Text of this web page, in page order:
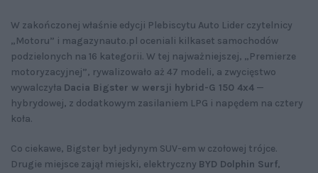
W zakończonej właśnie edycji Plebiscytu Auto Lider czytelnicy
„Motoru” i magazynauto.pl oceniali kilkaset samochodów
podzielonych na 16 kategorii. W tej najważniejszej, „Premierze
motoryzacyjnej”, rywalizowało aż 47 modeli, a zwycięstwo
wywalczyła Dacia Bigster w wersji hybrid-G 150 4x4 —
hybrydowej, z dodatkowym zasilaniem LPG i napędem na cztery
koła.
Co ciekawe, Bigster był jedynym SUV-em w czołowej trójce.
Drugie miejsce zajął miejski, elektryczny BYD Dolphin Surf,